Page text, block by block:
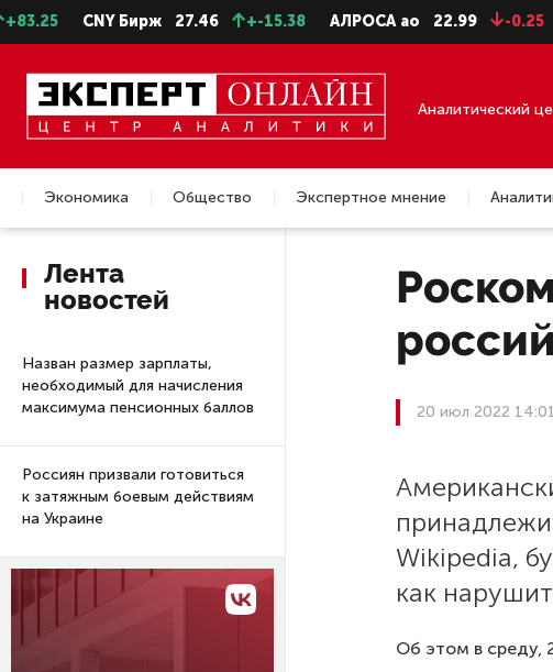
CNY Бирж 27.46 +-15.38 АЛРОСА ао 22.99 -0.25
Аналитический
Экономика Общество Экспертное мнение
Недвижимость
Лента
новостей
Назван размер зарплаты,
необходимый для начисления
максимума пенсионных баллов
Россиян призвали готовиться
к затяжным боевым действиям
на Украине
20 июл 2022
Wikipedia,
как
Об этом в среду,